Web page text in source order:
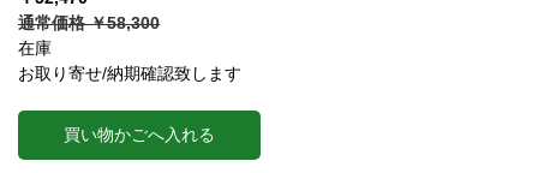
通常価格 ￥58,300
在庫
お取り寄せ/納期確認致します
買い物かごへ入れる